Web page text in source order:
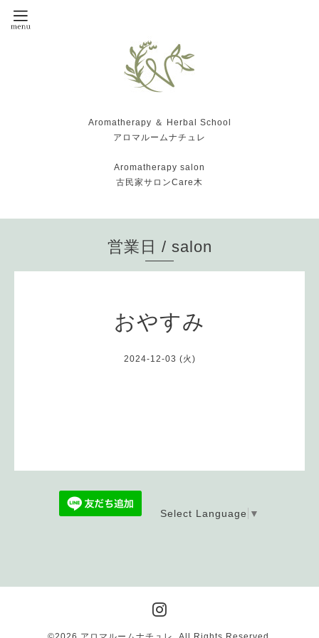
Aromatherapy ＆ Herbal School
アロマルームナチュレ
Aromatherapy salon
古民家サロンCare木
営業日 / salon
おやすみ
2024-12-03 (火)
Select Language ▼